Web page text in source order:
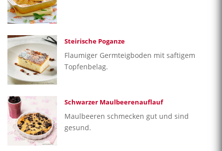
Steirische Poganze
Flaumiger Germteigboden mit saftigem
Topfenbelag.
Schwarzer Maulbeerenauflauf
Maulbeeren schmecken gut und sind
gesund.